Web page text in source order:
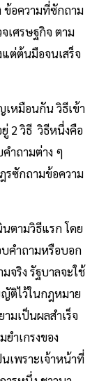
ข้อความที่ซักถาม
เศรษฐกิจ ตาม
ต่ต้นมือจนเสร็จ
หมือนกัน วิธีเข้า
2 วิธี วิธีหนึ่งคือ
าถามต่าง ๆ
รซักถามข้อความ
นตามวิธีแรก โดย
คําถามหรือบอก
จริง รัฐบาลจะใช้
ติไว้ในกฎหมาย
มเป็นผลสําเร็จ
าเกรงของ
เพราะเจ้าหน้าที่